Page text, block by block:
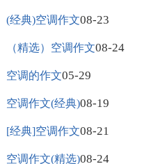
(经典)空调作文08-23
（精选）空调作文08-24
空调的作文05-29
空调作文(经典)08-19
[经典]空调作文08-21
空调作文(精选)08-24